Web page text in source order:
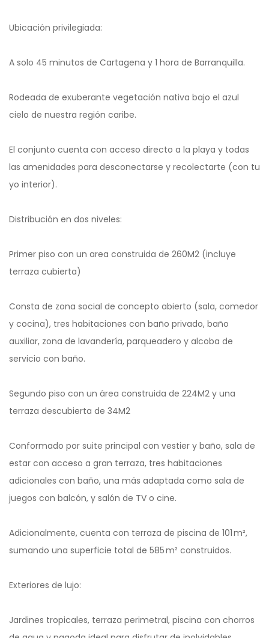
Ubicación privilegiada:
A solo 45 minutos de Cartagena y 1 hora de Barranquilla.
Rodeada de exuberante vegetación nativa bajo el azul
cielo de nuestra región caribe.
El conjunto cuenta con acceso directo a la playa y todas
las amenidades para desconectarse y recolectarte (con tu
yo interior).
Distribución en dos niveles:
Primer piso con un area construida de 260M2 (incluye
terraza cubierta)
Consta de zona social de concepto abierto (sala, comedor
y cocina), tres habitaciones con baño privado, baño
auxiliar, zona de lavandería, parqueadero y alcoba de
servicio con baño.
Segundo piso con un área construida de 224M2 y una
terraza descubierta de 34M2
Conformado por suite principal con vestier y baño, sala de
estar con acceso a gran terraza, tres habitaciones
adicionales con baño, una más adaptada como sala de
juegos con balcón, y salón de TV o cine.
Adicionalmente, cuenta con terraza de piscina de 101 m²,
sumando una superficie total de 585 m² construidos.
Exteriores de lujo:
Jardines tropicales, terraza perimetral, piscina con chorros